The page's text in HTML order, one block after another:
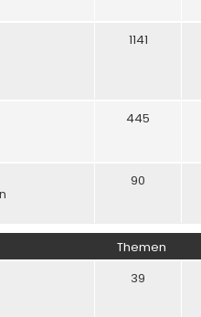
1141
445
90
Themen
39